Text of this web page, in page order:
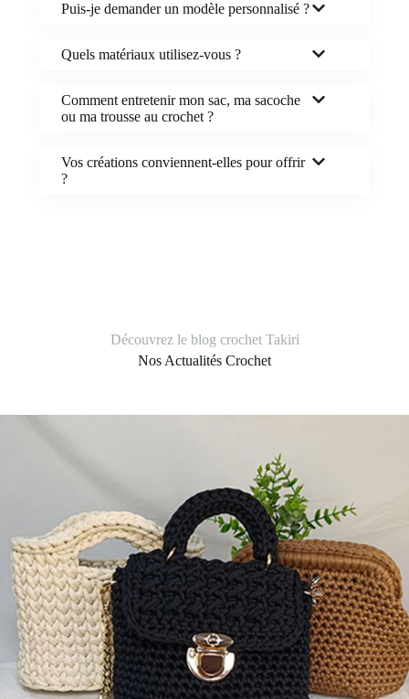
Puis-je demander un modèle personnalisé ?
Quels matériaux utilisez-vous ?
Comment entretenir mon sac, ma sacoche
ou ma trousse au crochet ?
Vos créations conviennent-elles pour offrir
?
Découvrez le blog crochet Takiri
Nos Actualités Crochet